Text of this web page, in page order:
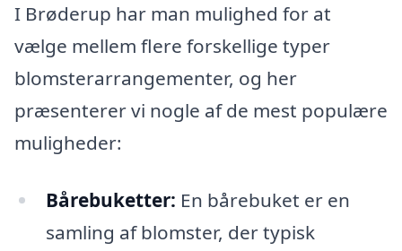
I Brøderup har man mulighed for at
vælge mellem flere forskellige typer
blomsterarrangementer, og her
præsenterer vi nogle af de mest populære
muligheder:
Bårebuketter: En bårebuket er en
samling af blomster, der typisk